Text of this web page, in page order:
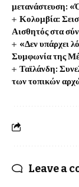
μετανάστευση:
Κολομβία:
Αισθητός στα
«Δεν υπάρχει
Συμφωνία της
Ταϊλάνδη:
των τοπικών
Leave a